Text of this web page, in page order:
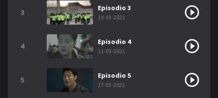
3 Episodio 3
10-03-2021
4 Episodio 4
11-03-2021
5 Episodio 5
17-03-2021